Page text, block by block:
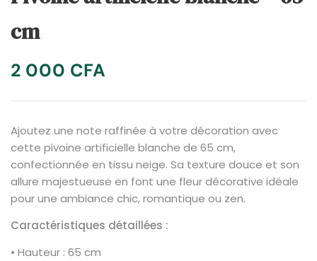
cm
2 000 CFA
Ajoutez une note raffinée à votre décoration avec
cette pivoine artificielle blanche de 65 cm,
confectionnée en tissu neige. Sa texture douce et son
allure majestueuse en font une fleur décorative idéale
pour une ambiance chic, romantique ou zen.
Caractéristiques détaillées :
• Hauteur : 65 cm